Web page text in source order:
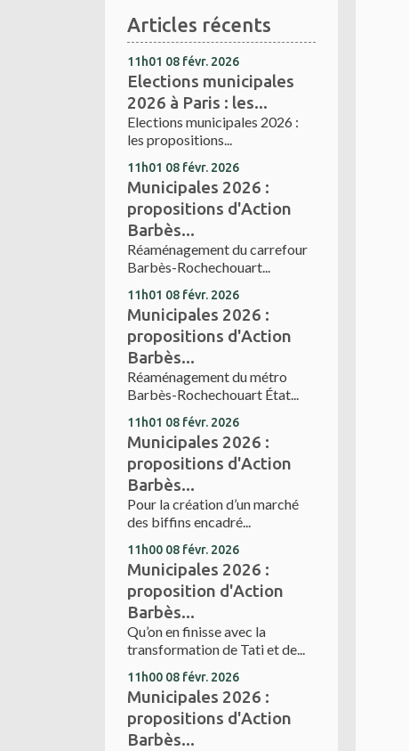
Articles récents
11h01 08 févr. 2026
Elections municipales
2026 à Paris : les...
Elections municipales 2026 :
les propositions...
11h01 08 févr. 2026
Municipales 2026 :
propositions d'Action
Barbès...
Réaménagement du carrefour
Barbès-Rochechouart...
11h01 08 févr. 2026
Municipales 2026 :
propositions d'Action
Barbès...
Réaménagement du métro
Barbès-Rochechouart État...
11h01 08 févr. 2026
Municipales 2026 :
propositions d'Action
Barbès...
Pour la création d’un marché
des biffins encadré...
11h00 08 févr. 2026
Municipales 2026 :
proposition d'Action
Barbès...
Qu’on en finisse avec la
transformation de Tati et de...
11h00 08 févr. 2026
Municipales 2026 :
propositions d'Action
Barbès...